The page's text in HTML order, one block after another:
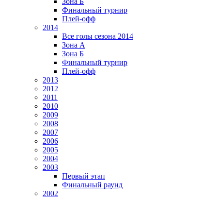
Финальный турнир
Плей-офф
2014
Все голы сезона 2014
Зона А
Зона Б
Финальный турнир
Плей-офф
2013
2012
2011
2010
2009
2008
2007
2006
2005
2004
2003
Первый этап
Финальный раунд
2002